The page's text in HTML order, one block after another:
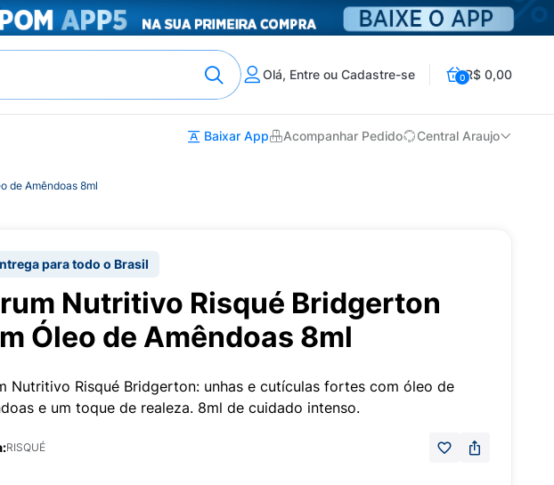
Olá, Entre ou Cadastre-se 0R$ 0,00
Baixar App Acompanhar Pedido Central Araujo
de Amêndoas 8ml
para todo o Brasil
Nutritivo Risqué Bridgerton
Óleo de Amêndoas 8ml
Nutritivo Risqué Bridgerton: unhas e cutículas fortes com óleo de
e um toque de realeza. 8ml de cuidado intenso.
RISQUÉ